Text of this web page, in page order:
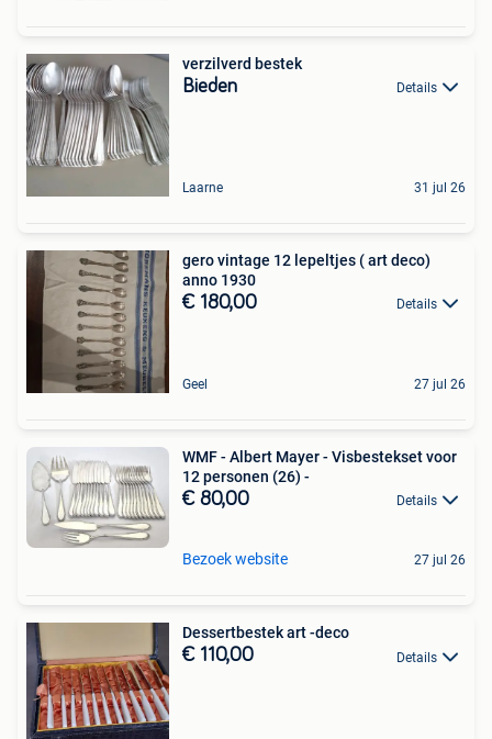
verzilverd bestek
Bieden Details
Laarne 31 jul 26
gero vintage 12 lepeltjes ( art deco)
anno 1930
€ 180,00 Details
Geel 27 jul 26
WMF - Albert Mayer - Visbestekset voor
12 personen (26) -
€ 80,00 Details
Bezoek website 27 jul 26
Dessertbestek art -deco
€ 110,00 Details